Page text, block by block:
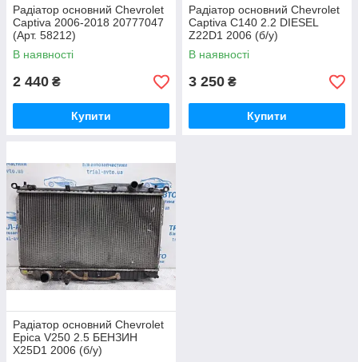
Радіатор основний Chevrolet
Captiva 2006-2018 20777047
(Арт. 58212)
В наявності
2 440 ₴
Купити
Радіатор основний Chevrolet
Captiva C140 2.2 DIESEL
Z22D1 2006 (б/у)
В наявності
3 250 ₴
Купити
Радіатор основний Chevrolet
Epica V250 2.5 БЕНЗИН
X25D1 2006 (б/у)